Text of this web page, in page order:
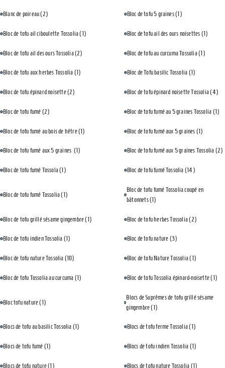
Blanc de poireau(2) Bloc de tofu 5 graines(1)
Bloc de tofu ail ciboulette Tossolia(1) Bloc de tofu ail des ours noisettes (1)
Bloc de tofu ail des ours Tossolia(2) Bloc de tofu au curcuma Tossolia(1)
Bloc de tofu aux herbes Tossolia (1) Bloc de Tofu basilic Tossolia (1)
Bloc de tofu épinard noisette(2) Bloc de tofu épinard noisette Tossolia(4)
Bloc de tofu fumé (2) Bloc de tofu fumé au 5 graines Tossolia (1)
Bloc de tofu fumé au bois de hêtre(1) Bloc de tofu fumé aux 5 graines (1)
Bloc de tofu fumé aux 5 graines (1) Bloc de tofu fumé aux 5 graines Tossolia (2)
Bloc de tofu fumé Tossola(1) Bloc de tofu fumé Tossolia (14)
Bloc de tofu fumé Tossolia(1)
Bloc de tofu fumé Tossolia coupé en
bâtonnets(1)
Bloc de tofu grillé sésame gingembre(1) Bloc de tofu herbes Tossolia(2)
Bloc de tofu indien Tossolia (1) Bloc de tofu nature (3)
Bloc de tofu nature Tossolia (10) Bloc de tofu Nature Tossolia(1)
Bloc de tofu Tossolia au curcuma (1) Bloc de tofu Tossolia épinard-noisette(1)
Bloc tofu nature(1)
Blocs de Suprêmes de tofu grillé sésame
gingembre(1)
Blocs de tofu au basilic Tossolia (1) Blocs de tofu ferme Tossolia(1)
Blocs de tofu fumé (1) Blocs de tofu indien Tossolia (1)
Blocs de tofu nature(1) Blocs de tofu nature Tossolia (1)